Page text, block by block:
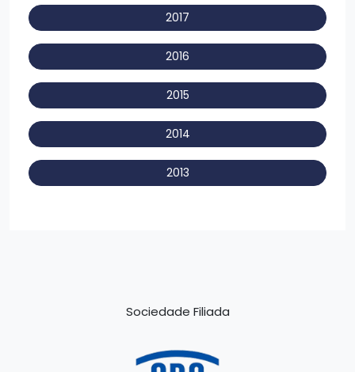
2017
2016
2015
2014
2013
Sociedade Filiada